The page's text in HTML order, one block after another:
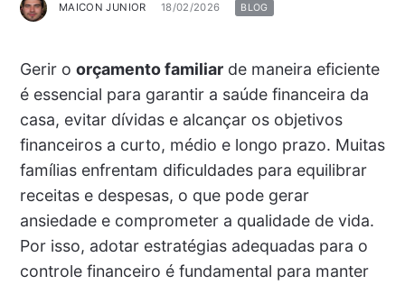
MAICON JUNIOR 18/02/2026 BLOG
Gerir o orçamento familiarde maneira eficiente
é essencial para garantir a saúde financeira da
casa, evitar dívidas e alcançar os objetivos
financeiros a curto, médio e longo prazo. Muitas
famílias enfrentam dificuldades para equilibrar
receitas e despesas, o que pode gerar
ansiedade e comprometer a qualidade de vida.
Por isso, adotar estratégias adequadas para o
controle financeiro é fundamental para manter